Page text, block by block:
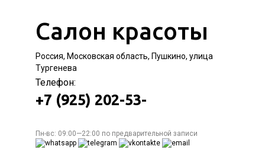
Салон красоты
Россия, Московская область, Пушкино, улица
Тургенева
Телефон:
+7 (925) 202-53-
Пн-вс: 09:00—22:00 по предварительной записи